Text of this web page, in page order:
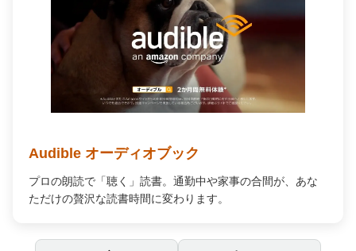
Audible オーディオブック
プロの朗読で「聴く」読書。通勤中や家事の合間が、あな
ただけの贅沢な読書時間に変わります。